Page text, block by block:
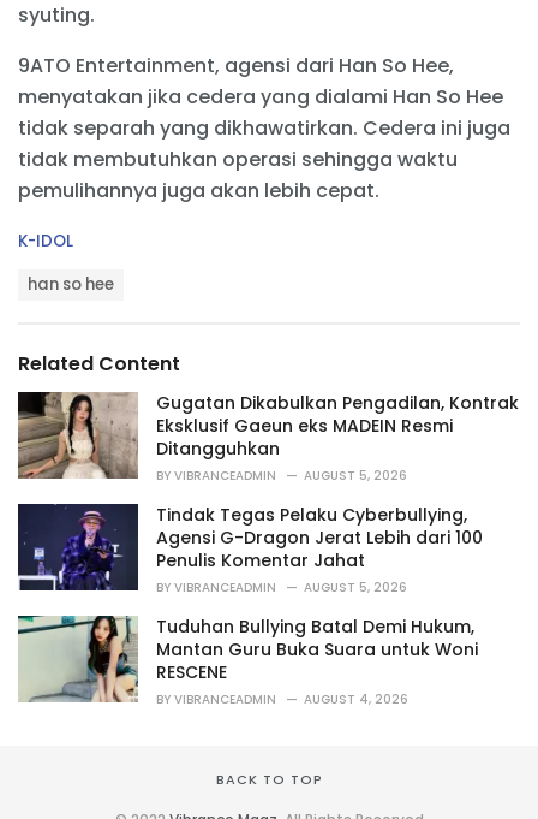
syuting.
9ATO Entertainment, agensi dari Han So Hee,
menyatakan jika cedera yang dialami Han So Hee
tidak separah yang dikhawatirkan. Cedera ini juga
tidak membutuhkan operasi sehingga waktu
pemulihannya juga akan lebih cepat.
C
r
i
e
s
:
K-IDOL
:
han so hee
Related Content
Gugatan Dikabulkan Pengadilan, Kontrak
Eksklusif Gaeun eks MADEIN Resmi
Ditangguhkan
BY VIBRANCEADMIN AUGUST 5, 2026
Tindak Tegas Pelaku Cyberbullying,
Agensi G-Dragon Jerat Lebih dari 100
Penulis Komentar Jahat
BY VIBRANCEADMIN AUGUST 5, 2026
Tuduhan Bullying Batal Demi Hukum,
Mantan Guru Buka Suara untuk Woni
RESCENE
BY VIBRANCEADMIN AUGUST 4, 2026
BACK TO TOP